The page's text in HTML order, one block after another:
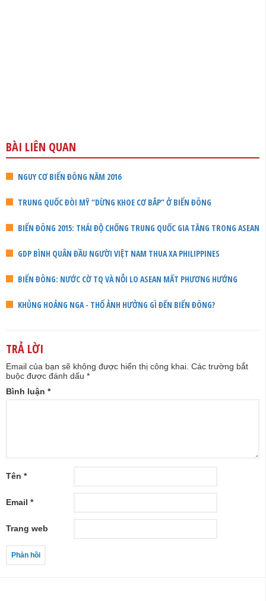
BÀI LIÊN QUAN
NGUY CƠ BIỂN ĐÔNG NĂM 2016
TRUNG QUỐC ĐÒI MỸ “DỪNG KHOE CƠ BẮP” Ở BIỂN ĐÔNG
BIỂN ĐÔNG 2015: THÁI ĐỘ CHỐNG TRUNG QUỐC GIA TĂNG TRONG ASEAN
GDP BÌNH QUÂN ĐẦU NGƯỜI VIỆT NAM THUA XA PHILIPPINES
BIỂN ĐÔNG: NƯỚC CỜ TQ VÀ NỖI LO ASEAN MẤT PHƯƠNG HƯỚNG
KHỦNG HOẢNG NGA - THỔ ẢNH HƯỞNG GÌ ĐẾN BIỂN ĐÔNG?
TRẢ LỜI
Email của bạn sẽ không được hiển thị công khai. Các trường bắt
buộc được đánh dấu *
Bình luận *
Tên *
Email *
Trang web